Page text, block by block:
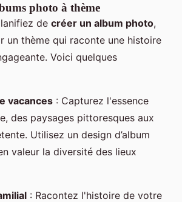
photo à thème
de créer un album photo,
un thème qui raconte une histoire
Voici quelques
vacances : Capturez l'essence
des paysages pittoresques aux
Utilisez un design d’album
valeur la diversité des lieux
: Racontez l'histoire de votre